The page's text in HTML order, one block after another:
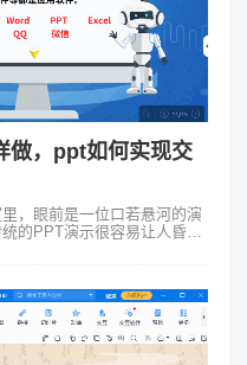
做，ppt如何实现交
，眼前是一位口若悬河的演
的PPT演示很容易让人昏昏